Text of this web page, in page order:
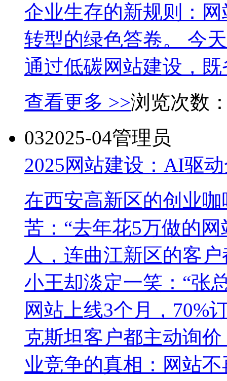
企业生存的新规则：
转型的绿色答卷。 今
通过低碳网站建设，
查看更多 >>浏览次
032025-04管理员
2025网站建设：AI驱
在西安高新区的创业
苦：“去年花5万做的
人，连曲江新区的客
小王却淡定一笑：“
网站上线3个月，70%
克斯坦客户都主动询
业竞争的真相：网站